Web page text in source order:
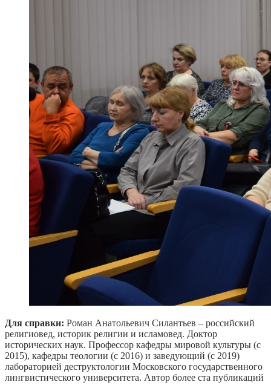
Для справки: Роман Анатольевич Силантьев – российский
религиовед, историк религии и исламовед. Доктор
исторических наук. Профессор кафедры мировой культуры (с
2015), кафедры теологии (с 2016) и заведующий (с 2019)
лабораторией деструктологии Московского государственного
лингвистического университета. Автор более ста публикаций